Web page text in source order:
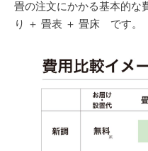
畳の注文にかかる基本的な
り
＋ 畳表 ＋ 畳床 です。